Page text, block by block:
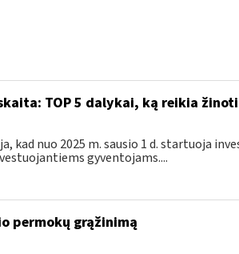
TOP 5 dalykai, ką reikia žinoti
kad nuo 2025 m. sausio 1 d. startuoja
gyventojams....
permokų grąžinimą